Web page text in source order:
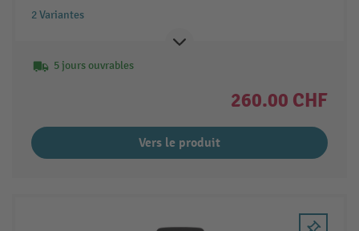
2 Variantes
5 jours ouvrables
260.00 CHF
Vers le produit